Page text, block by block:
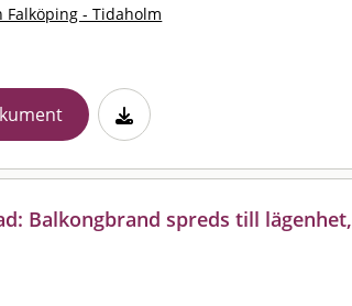
- Tidaholm
Balkongbrand spreds till lägenhet,